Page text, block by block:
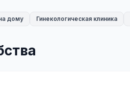
дому Гинекологическая клиника